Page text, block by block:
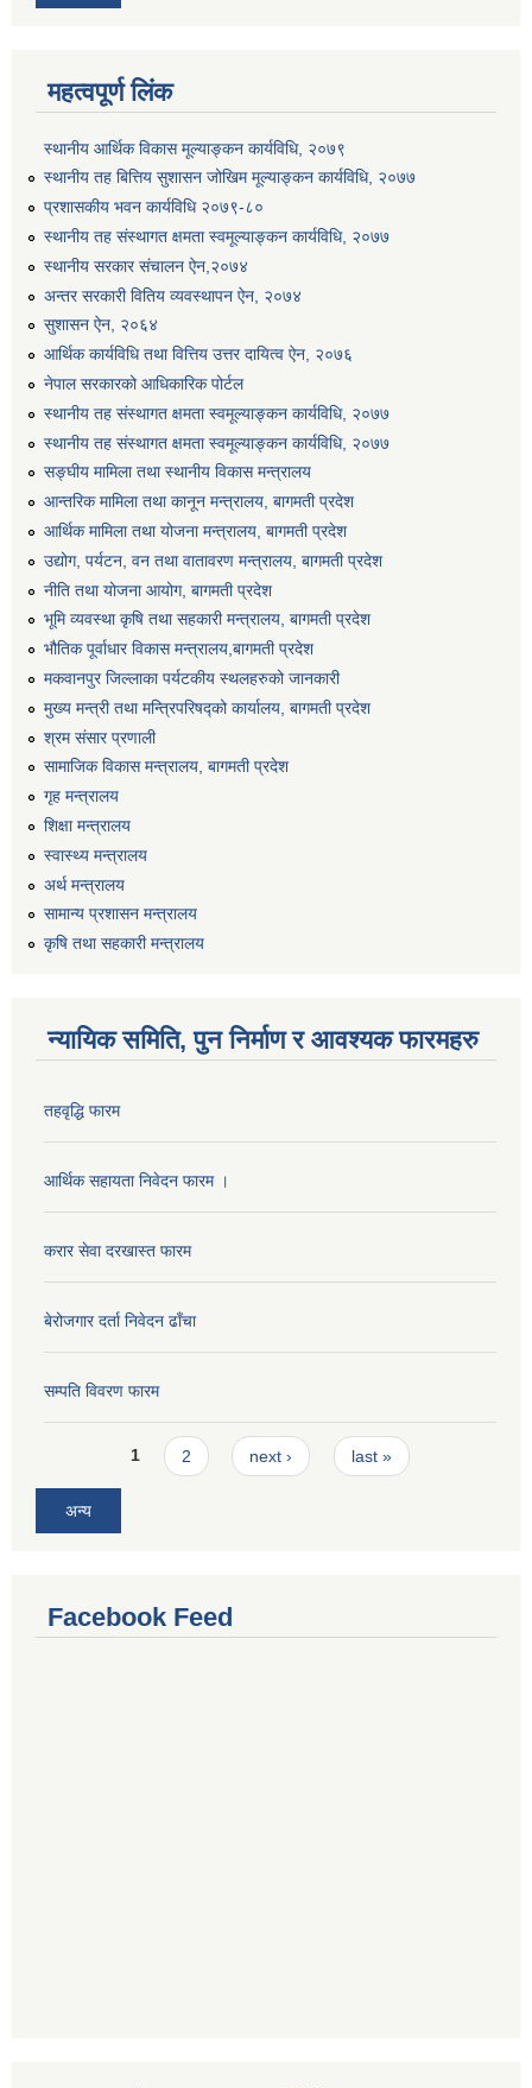
महत्वपूर्ण लिंक
स्थानीय आर्थिक विकास मूल्याङ्कन कार्यविधि, २०७९
स्थानीय तह बित्तिय सुशासन जोखिम मूल्याङ्कन कार्यविधि, २०७७
प्रशासकीय भवन कार्यविधि २०७९-८०
स्थानीय तह संस्थागत क्षमता स्वमूल्याङ्कन कार्यविधि, २०७७
स्थानीय सरकार संचालन ऐन,२०७४
अन्तर सरकारी वितिय व्यवस्थापन ऐन, २०७४
सुशासन ऐन, २०६४
आर्थिक कार्यविधि तथा वित्तिय उत्तर दायित्व ऐन, २०७६
नेपाल सरकारको आधिकारिक पोर्टल
स्थानीय तह संस्थागत क्षमता स्वमूल्याङ्कन कार्यविधि, २०७७
स्थानीय तह संस्थागत क्षमता स्वमूल्याङ्कन कार्यविधि, २०७७
सङ्घीय मामिला तथा स्थानीय विकास मन्त्रालय
आन्तरिक मामिला तथा कानून मन्त्रालय, बागमती प्रदेश
आर्थिक मामिला तथा योजना मन्त्रालय, बागमती प्रदेश
उद्योग, पर्यटन, वन तथा वातावरण मन्त्रालय, बागमती प्रदेश
नीति तथा योजना आयोग, बागमती प्रदेश
भूमि व्यवस्था कृषि तथा सहकारी मन्त्रालय, बागमती प्रदेश
भौतिक पूर्वाधार विकास मन्त्रालय,बागमती प्रदेश
मकवानपुर जिल्लाका पर्यटकीय स्थलहरुको जानकारी
मुख्य मन्त्री तथा मन्त्रिपरिषद्को कार्यालय, बागमती प्रदेश
श्रम संसार प्रणाली
सामाजिक विकास मन्त्रालय, बागमती प्रदेश
गृह मन्त्रालय
शिक्षा मन्त्रालय
स्वास्थ्य मन्त्रालय
अर्थ मन्त्रालय
सामान्य प्रशासन मन्त्रालय
कृषि तथा सहकारी मन्त्रालय
न्यायिक समिति, पुन निर्माण र आवश्यक फारमहरु
तहवृद्धि फारम
आर्थिक सहायता निवेदन फारम ।
करार सेवा दरखास्त फारम
बेरोजगार दर्ता निवेदन ढाँचा
सम्पति विवरण फारम
Pages1 2 next › last »
अन्य
Facebook Feed